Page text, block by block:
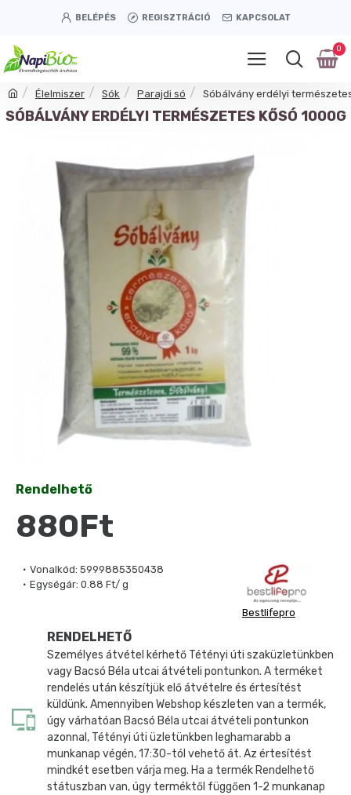
BELÉPÉS REGISZTRÁCIÓ KAPCSOLAT
0
Élelmiszer Sók Parajdi só Sóbálvány erdélyi
SÓBÁLVÁNY ERDÉLYI TERMÉSZETES KŐSÓ 1000G
Vonalkód: 5999885350438
Egységár: 0.88 Ft/ g
Bestlifepro
Rendelhető
880Ft
RENDELHETŐ
Személyes átvétel kérhető Tétényi úti szaküzletünkben
vagy Bacsó Béla utcai átvételi pontunkon. A terméket
rendelés után készítjük elő átvételre és értesítést
küldünk. Amennyiben Webshop készleten van a termék,
úgy várhatóan Bacsó Béla utcai átvételi pontunkon
azonnal, Tétényi úti üzletünkben leghamarabb a
munkanap végén, 17:30-tól vehető át. Az értesítést
mindkét esetben várja meg. Ha a termék Rendelhető
státuszban van, úgy terméktől függően 1-2 munkanap